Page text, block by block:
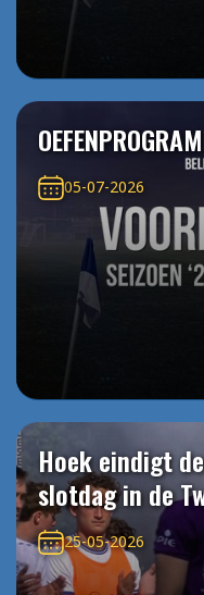
05-07-2026
Hoek eindigt
slotdag in de
25-05-2026